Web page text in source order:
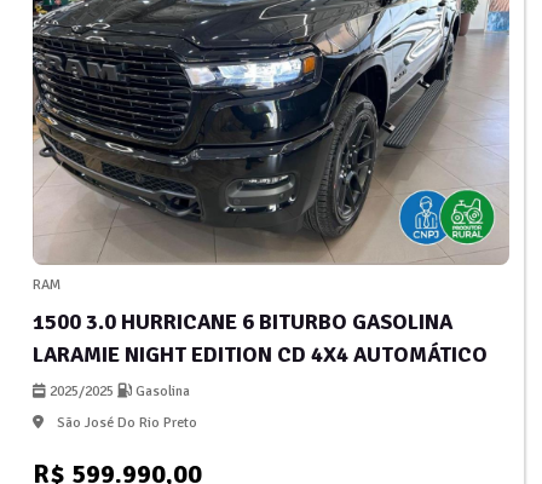
RAM
1500 3.0 HURRICANE 6 BITURBO GASOLINA
LARAMIE NIGHT EDITION CD 4X4 AUTOMÁTICO
2025/2025
Gasolina
São José Do Rio Preto
R$ 599.990,00